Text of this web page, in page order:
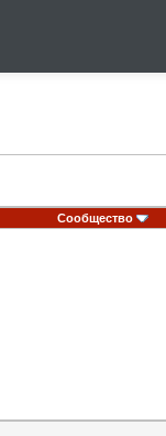
Сообщество